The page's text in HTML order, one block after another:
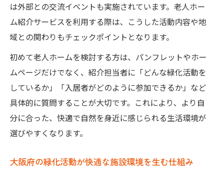
老人ホーム紹介時に確認する緑化義務の実
際
安心運営のための緑化活動と義務の基礎知
識
屋上・壁面緑化がもたらす高齢者施設の新しい
価値
屋上緑化が生む老人ホーム紹介の新しい基
準
壁面緑化を取り入れた老人ホームの魅力と
は外部との交流イベントも実施されています。老人ホー
ム紹介サービスを利用する際は、こうした活動内容や地
域との関わりもチェックポイントとなります。
初めて老人ホームを検討する方は、パンフレットやホー
ムページだけでなく、紹介担当者に「どんな緑化活動を
しているか」「入居者がどのように参加できるか」など
具体的に質問することが大切です。これにより、より自
分に合った、快適で自然を身近に感じられる生活環境が
選びやすくなります。
大阪府の緑化活動が快適な施設環境を生む仕組み